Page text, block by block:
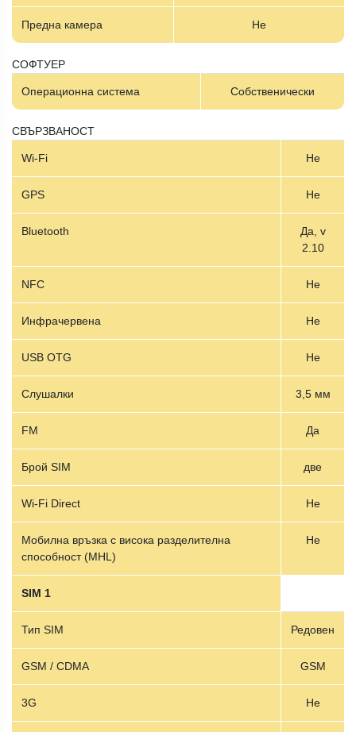
Предна камера Не
СОФТУЕР
Операционна система Собственически
СВЪРЗВАНОСТ
Wi-Fi Не
GPS Не
Bluetooth
Да, v
2.10
NFC Не
Инфрачервена Не
USB OTG Не
Слушалки 3,5 мм
FM Да
Брой SIM две
Wi-Fi Direct Не
Мобилна връзка с висока разделителна
способност (MHL)
Не
SIM 1
Тип SIM Редовен
GSM / CDMA GSM
3G Не